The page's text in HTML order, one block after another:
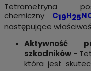
Tetrametryna
chemiczny C19H25
następujące
Aktywność
szkodników-
która jest